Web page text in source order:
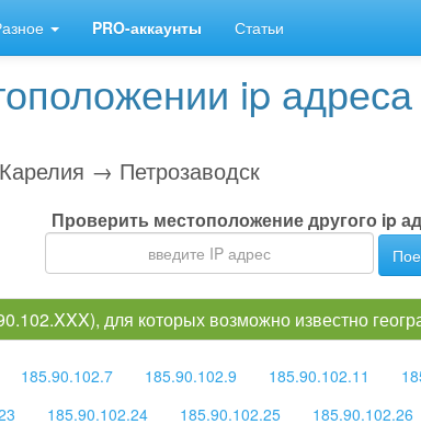
PRO-аккаунты Статьи
ip адреса
→ Петрозаводск
Проверить местоположение другого ip
для которых возможно известно
185.90.102.7 185.90.102.9 185.90.102.11
185.90.102.24 185.90.102.25 185.90.102.26